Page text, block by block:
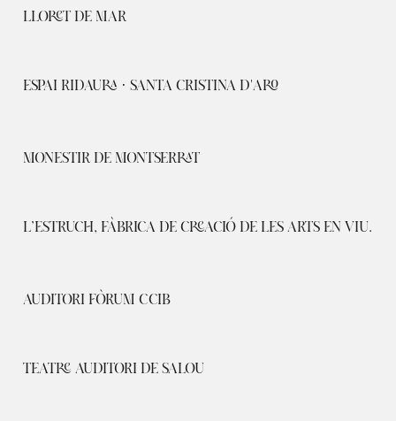
LLORET DE MAR
ESPAI RIDAURA · SANTA CRISTINA D'ARO
MONESTIR DE MONTSERRAT
L’ESTRUCH, FÀBRICA DE CREACIÓ DE LES ARTS EN VIU.
AUDITORI FÒRUM CCIB
TEATRE AUDITORI DE SALOU